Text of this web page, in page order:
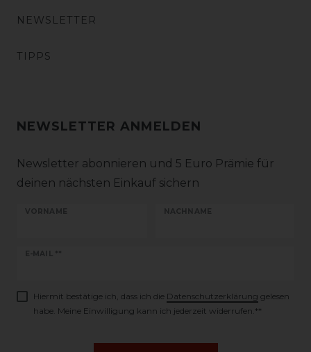
NEWSLETTER
TIPPS
NEWSLETTER ANMELDEN
Newsletter abonnieren und 5 Euro Prämie für
deinen nächsten Einkauf sichern
VORNAME NACHNAME
E-MAIL **
Newsletter
Hiermit bestätige ich, dass ich die Daten­schutz­erklärung gelesen
habe. Meine Einwilligung kann ich jederzeit widerrufen.**